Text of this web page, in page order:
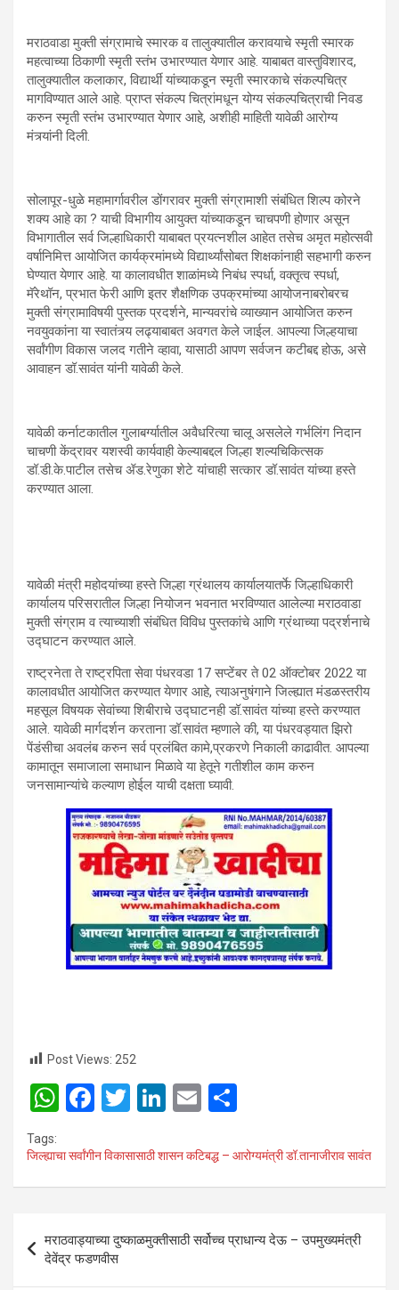
मराठवाडा मुक्ती संग्रामाचे स्मारक व तालुक्यातील करावयाचे स्मृती स्मारक
महत्वाच्या ठिकाणी स्मृती स्तंभ उभारण्यात येणार आहे. याबाबत वास्तुविशारद,
तालुक्यातील कलाकार, विद्यार्थी यांच्याकडून स्मृती स्मारकाचे संकल्पचित्र
मागविण्यात आले आहे. प्राप्त संकल्प चित्रांमधून योग्य संकल्पचित्राची निवड
करुन स्मृती स्तंभ उभारण्यात येणार आहे, अशीही माहिती यावेळी आरोग्य
मंत्र्यांनी दिली.
सोलापूर-धुळे महामार्गावरील डोंगरावर मुक्ती संग्रामाशी संबंधित शिल्प कोरने
शक्य आहे का ? याची विभागीय आयुक्त यांच्याकडून चाचपणी होणार असून
विभागातील सर्व जिल्हाधिकारी याबाबत प्रयत्नशील आहेत तसेच अमृत महोत्सवी
वर्षानिमित्त आयोजित कार्यक्रमांमध्ये विद्यार्थ्यांसोबत शिक्षकांनाही सहभागी करुन
घेण्यात येणार आहे. या कालावधीत शाळांमध्ये निबंध स्पर्धा, वक्तृत्व स्पर्धा,
मॅरेथॉन, प्रभात फेरी आणि इतर शैक्षणिक उपक्रमांच्या आयोजनाबरोबरच
मुक्ती संग्रामाविषयी पुस्तक प्रदर्शने, मान्यवरांचे व्याख्यान आयोजित करुन
नवयुवकांना या स्वातंत्र्य लढ्याबाबत अवगत केले जाईल. आपल्या जिल्हयाचा
सर्वांगीण विकास जलद गतीने व्हावा, यासाठी आपण सर्वजन कटीबद्द होऊ, असे
आवाहन डॉ.सावंत यांनी यावेळी केले.
यावेळी कर्नाटकातील गुलाबर्ग्यातील अवैधरित्या चालू असलेले गर्भलिंग निदान
चाचणी केंद्रावर यशस्वी कार्यवाही केल्याबद्दल जिल्हा शल्यचिकित्सक
डॉ.डी.के.पाटील तसेच ॲड.रेणुका शेटे यांचाही सत्कार डॉ.सावंत यांच्या हस्ते
करण्यात आला.
यावेळी मंत्री महोदयांच्या हस्ते जिल्हा ग्रंथालय कार्यालयातर्फे जिल्हाधिकारी
कार्यालय परिसरातील जिल्हा नियोजन भवनात भरविण्यात आलेल्या मराठवाडा
मुक्ती संग्राम व त्याच्याशी संबंधित विविध पुस्तकांचे आणि ग्रंथाच्या पद्रर्शनाचे
उद्घाटन करण्यात आले.
राष्ट्रनेता ते राष्ट्रपिता सेवा पंधरवडा 17 सप्टेंबर ते 02 ऑक्टोबर 2022 या
कालावधीत आयोजित करण्यात येणार आहे, त्याअनुषंगाने जिल्ह्यात मंडळस्तरीय
महसूल विषयक सेवांच्या शिबीराचे उद्घाटनही डॉ.सावंत यांच्या हस्ते करण्यात
आले. यावेळी मार्गदर्शन करताना डॉ.सावंत म्हणाले की, या पंधरवड्यात झिरो
पेंडंसीचा अवलंब करुन सर्व प्रलंबित कामे,प्रकरणे निकाली काढावीत. आपल्या
कामातून समाजाला समाधान मिळावे या हेतूने गतीशील काम करुन
जनसामान्यांचे कल्याण होईल याची दक्षता घ्यावी.
Post Views: 252
W
at
s
p
p
F
ce
b
o
k
T
tt
er
Li
ke
dI
E
ail ar
e
Tags:
जिल्ह्याचा सर्वांगीन विकासासाठी शासन कटिबद्ध – आरोग्यमंत्री डॉ.तानाजीराव सावंत
navigation
मराठवाड्याच्या दुष्काळमुक्तीसाठी सर्वोच्च प्राधान्य देऊ – उपमुख्यमंत्री
देवेंद्र फडणवीस